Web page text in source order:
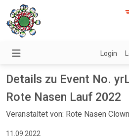
Login
Details zu Event No.
Rote Nasen Lauf 2022
Veranstaltet von: Rote Nasen
11.09.2022